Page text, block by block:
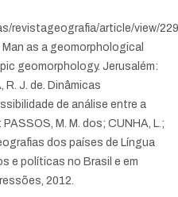
revistageografia/article/view/
Man as a geomorphological
geomorphology. Jerusalém:
R. J. de. Dinâmicas
de análise entre a
M. M. dos; CUNHA, L.;
dos países de Língua
e políticas no Brasil e em
2012.